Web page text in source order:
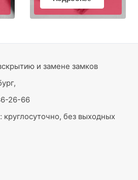
и замене замков
26-66
круглосуточно, без выходных